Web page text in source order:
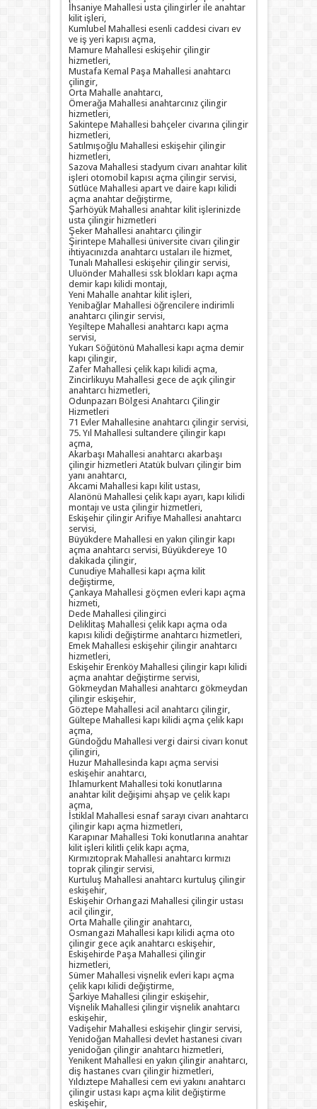
İhsaniye Mahallesi usta çilingirler ile anahtar
kilit işleri,
Kumlubel Mahallesi esenli caddesi civarı ev
ve iş yeri kapısı açma,
Mamure Mahallesi eskişehir çilingir
hizmetleri,
Mustafa Kemal Paşa Mahallesi anahtarcı
çilingir,
Orta Mahalle anahtarcı,
Ömerağa Mahallesi anahtarcınız çilingir
hizmetleri,
Sakintepe Mahallesi bahçeler civarına çilingir
hizmetleri,
Satılmışoğlu Mahallesi eskişehir çilingir
hizmetleri,
Sazova Mahallesi stadyum civarı anahtar kilit
işleri otomobil kapısı açma çilingir servisi,
Sütlüce Mahallesi apart ve daire kapı kilidi
açma anahtar değiştirme,
Şarhöyük Mahallesi anahtar kilit işlerinizde
usta çilingir hizmetleri
Şeker Mahallesi anahtarcı çilingir
Şirintepe Mahallesi üniversite civarı çilingir
ihtiyacınızda anahtarcı ustaları ile hizmet,
Tunalı Mahallesi eskişehir çilingir servisi,
Uluönder Mahallesi ssk blokları kapı açma
demir kapı kilidi montajı,
Yeni Mahalle anahtar kilit işleri,
Yenibağlar Mahallesi öğrencilere indirimli
anahtarcı çilingir servisi,
Yeşiltepe Mahallesi anahtarcı kapı açma
servisi,
Yukarı Söğütönü Mahallesi kapı açma demir
kapı çilingir,
Zafer Mahallesi çelik kapı kilidi açma,
Zincirlikuyu Mahallesi gece de açık çilingir
anahtarcı hizmetleri,
Odunpazarı Bölgesi Anahtarcı Çilingir
Hizmetleri
71 Evler Mahallesine anahtarcı çilingir servisi,
75. Yıl Mahallesi sultandere çilingir kapı
açma,
Akarbaşı Mahallesi anahtarcı akarbaşı
çilingir hizmetleri Atatük bulvarı çilingir bim
yanı anahtarcı,
Akcami Mahallesi kapı kilit ustası,
Alanönü Mahallesi çelik kapı ayarı, kapı kilidi
montajı ve usta çilingir hizmetleri,
Eskişehir çilingir Arifiye Mahallesi anahtarcı
servisi,
Büyükdere Mahallesi en yakın çilingir kapı
açma anahtarcı servisi, Büyükdereye 10
dakikada çilingir,
Cunudiye Mahallesi kapı açma kilit
değiştirme,
Çankaya Mahallesi göçmen evleri kapı açma
hizmeti,
Dede Mahallesi çilingirci
Deliklitaş Mahallesi çelik kapı açma oda
kapısı kilidi değiştirme anahtarcı hizmetleri,
Emek Mahallesi eskişehir çilingir anahtarcı
hizmetleri,
Eskişehir Erenköy Mahallesi çilingir kapı kilidi
açma anahtar değiştirme servisi,
Gökmeydan Mahallesi anahtarcı gökmeydan
çilingir eskişehir,
Göztepe Mahallesi acil anahtarcı çilingir,
Gültepe Mahallesi kapı kilidi açma çelik kapı
açma,
Gündoğdu Mahallesi vergi dairsi civarı konut
çilingiri,
Huzur Mahallesinda kapı açma servisi
eskişehir anahtarcı,
Ihlamurkent Mahallesi toki konutlarına
anahtar kilit değişimi ahşap ve çelik kapı
açma,
İstiklal Mahallesi esnaf sarayı civarı anahtarcı
çilingir kapı açma hizmetleri,
Karapınar Mahallesi Toki konutlarına anahtar
kilit işleri kilitli çelik kapı açma,
Kırmızıtoprak Mahallesi anahtarcı kırmızı
toprak çilingir servisi,
Kurtuluş Mahallesi anahtarcı kurtuluş çilingir
eskişehir,
Eskişehir Orhangazi Mahallesi çilingir ustası
acil çilingir,
Orta Mahalle çilingir anahtarcı,
Osmangazi Mahallesi kapı kilidi açma oto
çilingir gece açık anahtarcı eskişehir,
Eskişehirde Paşa Mahallesi çilingir
hizmetleri,
Sümer Mahallesi vişnelik evleri kapı açma
çelik kapı kilidi değiştirme,
Şarkiye Mahallesi çilingir eskişehir,
Vişnelik Mahallesi çilingir vişnelik anahtarcı
eskişehir,
Vadişehir Mahallesi eskişehir çlingir servisi,
Yenidoğan Mahallesi devlet hastanesi civarı
yenidoğan çilingir anahtarcı hizmetleri,
Yenikent Mahallesi en yakın çilingir anahtarcı,
diş hastanes cvarı çilingir hizmetleri,
Yıldıztepe Mahallesi cem evi yakını anahtarcı
çilingir ustası kapı açma kilit değiştirme
eskişehir,